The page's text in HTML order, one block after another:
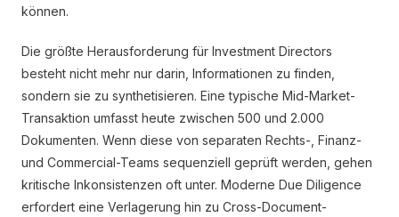
können.
Die größte Herausforderung für Investment Directors
besteht nicht mehr nur darin, Informationen zu finden,
sondern sie zu synthetisieren. Eine typische Mid-Market-
Transaktion umfasst heute zwischen 500 und 2.000
Dokumenten. Wenn diese von separaten Rechts-, Finanz-
und Commercial-Teams sequenziell geprüft werden, gehen
kritische Inkonsistenzen oft unter. Moderne Due Diligence
erfordert eine Verlagerung hin zu Cross-Document-